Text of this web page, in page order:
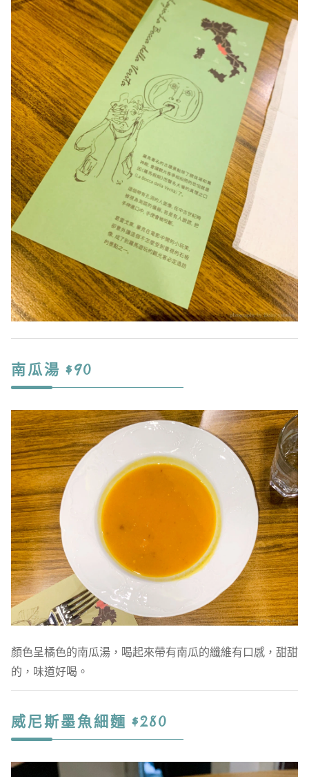
南瓜湯 $90
顏色呈橘色的南瓜湯，喝起來帶有南瓜的纖維有口感，甜甜
的，味道好喝。
威尼斯墨魚細麵 $280